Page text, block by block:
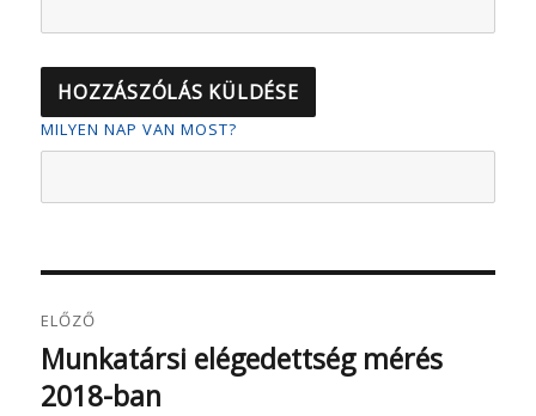
MILYEN NAP VAN MOST?
navigáció
ELŐZŐ
Korábbi
bejegyzés:
Munkatársi elégedettség mérés
2018-ban